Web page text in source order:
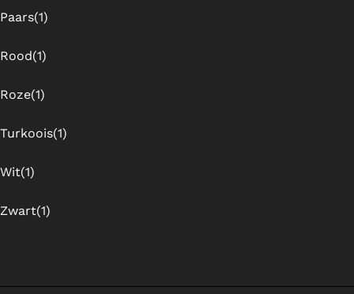
Paars(1)
Rood(1)
Roze(1)
Turkoois(1)
Wit(1)
Zwart(1)